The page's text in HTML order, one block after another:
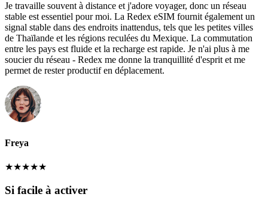
Je travaille souvent à distance et j'adore voyager, donc un réseau
stable est essentiel pour moi. La Redex eSIM fournit également un
signal stable dans des endroits inattendus, tels que les petites villes
de Thaïlande et les régions reculées du Mexique. La commutation
entre les pays est fluide et la recharge est rapide. Je n'ai plus à me
soucier du réseau - Redex me donne la tranquillité d'esprit et me
permet de rester productif en déplacement.
Freya
★★★★★
Si facile à activer